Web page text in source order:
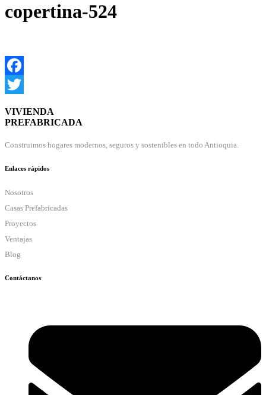
copertina-524
Facebook
VIVIENDA
PREFABRICADA
Construimos hogares modernos, seguros y sostenibles en todo Antioquia.
Enlaces rápidos
Nosotros
Casas Prefabricadas
Proyectos
Ventajas
Blog
Contáctanos